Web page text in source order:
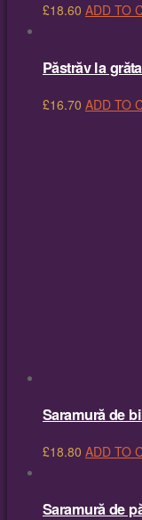
£18.60 ADD TO
Păstrăv la
£16.70 ADD TO
Saramură de
£18.80 ADD TO
Saramură de